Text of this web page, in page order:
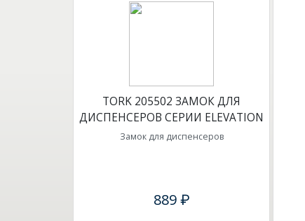
TORK 205502 ЗАМОК ДЛЯ
ДИСПЕНСЕРОВ СЕРИИ ELEVATION
Замок для диспенсеров
889 ₽